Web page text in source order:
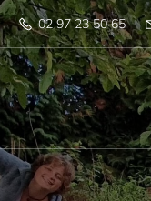
02 97 23 50 65